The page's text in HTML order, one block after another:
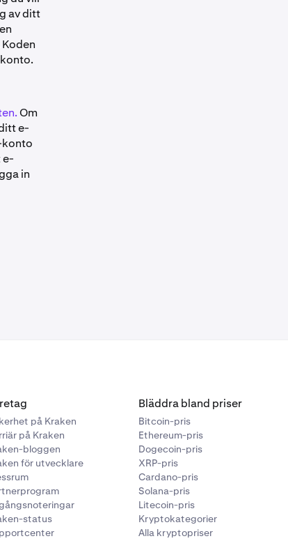
av ditt
Koden
Om
e-
konto
e-
in
på Kraken
på Kraken
bloggen
för utvecklare
status
Bläddra bland priser
Bitcoin-pris
Ethereum-pris
Dogecoin-pris
XRP-pris
Cardano-pris
Solana-pris
Litecoin-pris
Kryptokategorier
Alla kryptopriser